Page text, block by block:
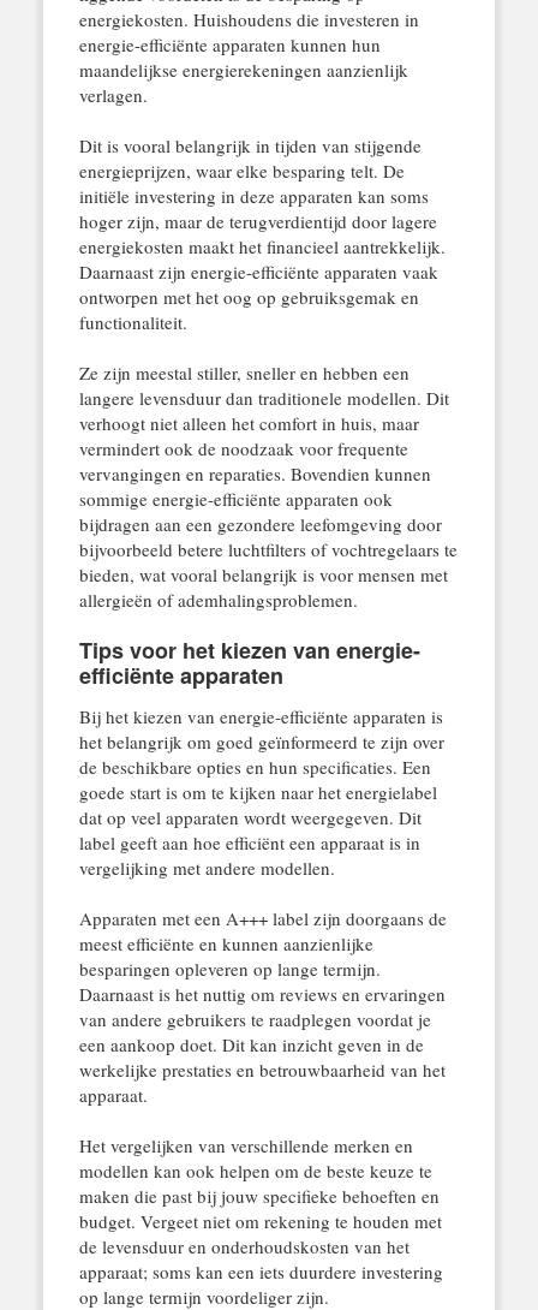
energiekosten. Huishoudens die investeren in
energie-efficiënte apparaten kunnen hun
maandelijkse energierekeningen aanzienlijk
verlagen.
Dit is vooral belangrijk in tijden van stijgende
energieprijzen, waar elke besparing telt. De
initiële investering in deze apparaten kan soms
hoger zijn, maar de terugverdientijd door lagere
energiekosten maakt het financieel aantrekkelijk.
Daarnaast zijn energie-efficiënte apparaten vaak
ontworpen met het oog op gebruiksgemak en
functionaliteit.
Ze zijn meestal stiller, sneller en hebben een
langere levensduur dan traditionele modellen. Dit
verhoogt niet alleen het comfort in huis, maar
vermindert ook de noodzaak voor frequente
vervangingen en reparaties. Bovendien kunnen
sommige energie-efficiënte apparaten ook
bijdragen aan een gezondere leefomgeving door
bijvoorbeeld betere luchtfilters of vochtregelaars te
bieden, wat vooral belangrijk is voor mensen met
allergieën of ademhalingsproblemen.
Tips voor het kiezen van energie-
efficiënte apparaten
Bij het kiezen van energie-efficiënte apparaten is
het belangrijk om goed geïnformeerd te zijn over
de beschikbare opties en hun specificaties. Een
goede start is om te kijken naar het energielabel
dat op veel apparaten wordt weergegeven. Dit
label geeft aan hoe efficiënt een apparaat is in
vergelijking met andere modellen.
Apparaten met een A+++ label zijn doorgaans de
meest efficiënte en kunnen aanzienlijke
besparingen opleveren op lange termijn.
Daarnaast is het nuttig om reviews en ervaringen
van andere gebruikers te raadplegen voordat je
een aankoop doet. Dit kan inzicht geven in de
werkelijke prestaties en betrouwbaarheid van het
apparaat.
Het vergelijken van verschillende merken en
modellen kan ook helpen om de beste keuze te
maken die past bij jouw specifieke behoeften en
budget. Vergeet niet om rekening te houden met
de levensduur en onderhoudskosten van het
apparaat; soms kan een iets duurdere investering
op lange termijn voordeliger zijn.